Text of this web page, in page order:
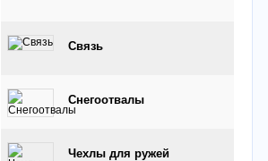
Связь
Снегоотвалы
Чехлы для ружей